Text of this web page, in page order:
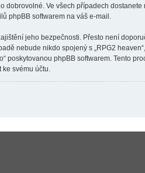
dobrovolné. Ve všech případech
phpBB softwarem na váš e-mail.
jeho bezpečnosti. Přesto není
nebude nikdo spojený s „RPG2
poskytovanou phpBB softwarem. Tento
ke svému účtu.